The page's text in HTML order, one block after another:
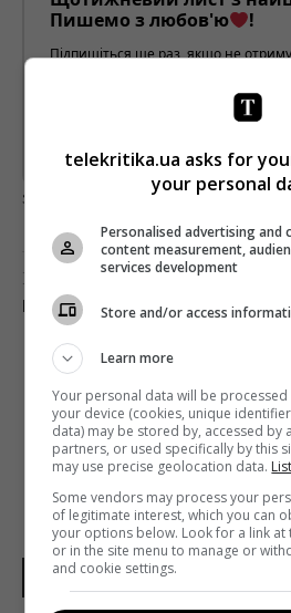
Пишемо з любов'ю
!
Підпишіться ще раз, якщо не
Предоставлено SendPulse
загрузка...
Попередня стаття
КІНОТЕАТРИ МОЖУТЬ
НОВИНИ УКРАЇНИ І СВІТУ
telekritika.ua asks for
your personal
Personalised advertising and
content measurement,
services development
Store and/or access
Learn more
Your personal data will be
your device (cookies, unique
data) may be stored by, accessed by
partners, or used specifically by this
may use precise geolocation data.
Some vendors may process your
of legitimate interest, which you can
your options below. Look for a link
or in the site menu to manage or
and cookie settings.